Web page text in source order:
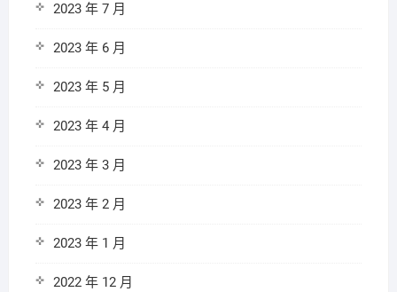
2023 年 7 月
2023 年 6 月
2023 年 5 月
2023 年 4 月
2023 年 3 月
2023 年 2 月
2023 年 1 月
2022 年 12 月